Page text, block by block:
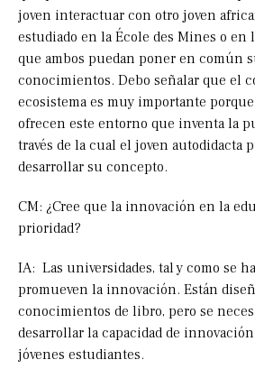
joven interactuar con otro joven
estudiado en la École des Mines o en
que ambos puedan poner en común
conocimientos. Debo señalar que el
ecosistema es muy importante
ofrecen este entorno que inventa la
través de la cual el joven autodidacta
desarrollar su concepto.
CM: ¿Cree que la innovación en la
prioridad?
IA: Las universidades, tal y como se
promueven la innovación. Están
conocimientos de libro, pero se
desarrollar la capacidad de
jóvenes estudiantes.